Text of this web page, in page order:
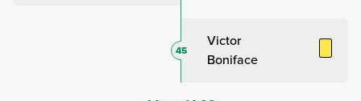
Victor
Boniface
45